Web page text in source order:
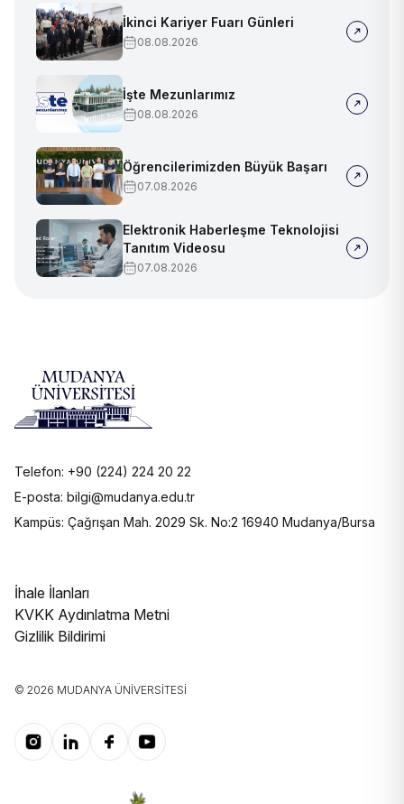
İkinci Kariyer Fuarı Günleri
08.08.2026
İşte Mezunlarımız
08.08.2026
Öğrencilerimizden Büyük Başarı
07.08.2026
Elektronik Haberleşme Teknolojisi
Tanıtım Videosu
07.08.2026
Telefon: +90 (224) 224 20 22
E-posta: bilgi@mudanya.edu.tr
Kampüs: Çağrışan Mah. 2029 Sk. No:2 16940 Mudanya/Bursa
İhale İlanları
KVKK Aydınlatma Metni
Gizlilik Bildirimi
© 2026 MUDANYA ÜNIVERSITESI